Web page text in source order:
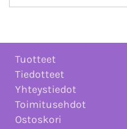
Tuotteet
Tiedotteet
Yhteystiedot
Toimitusehdot
Ostoskori